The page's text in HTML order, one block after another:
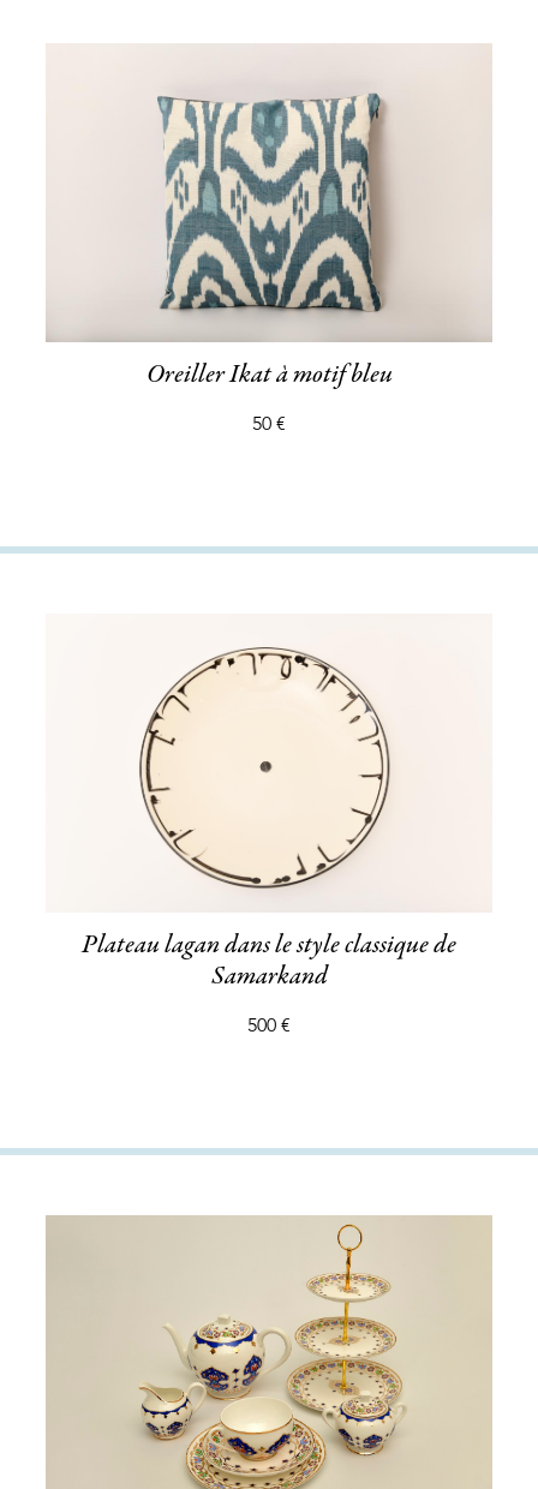
Oreiller Ikat à motif bleu
50 €
Plateau lagan dans le style classique de
Samarkand
500 €